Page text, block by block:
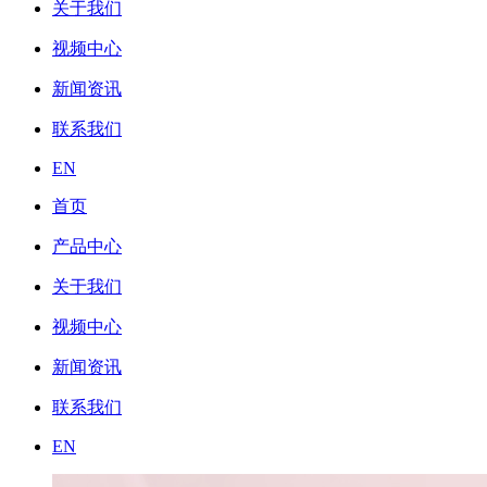
关于我们
视频中心
新闻资讯
联系我们
EN
首页
产品中心
关于我们
视频中心
新闻资讯
联系我们
EN